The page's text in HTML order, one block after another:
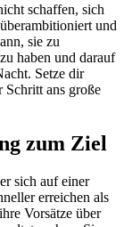
schaffen, sich
und
sie zu
haben und darauf
Setze dir
Schritt ans große
zum Ziel
sich auf einer
erreichen als
Vorsätze über